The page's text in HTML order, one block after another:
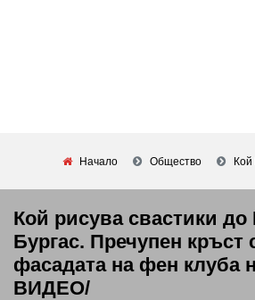
Начало Общество Кой
Кой рисува свастики
Бургас. Пречупен кръст
фасадата на фен клуба
ВИДЕО/